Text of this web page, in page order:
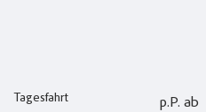
Tagesfahrt p.P. ab